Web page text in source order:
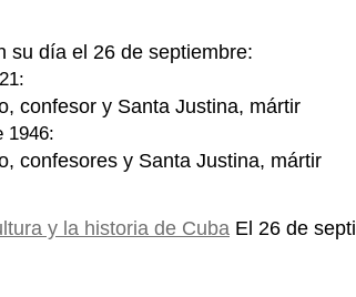
su día el 26 de septiembre:
confesor y Santa Justina, mártir
1946:
confesores y Santa Justina, mártir
El 26 de